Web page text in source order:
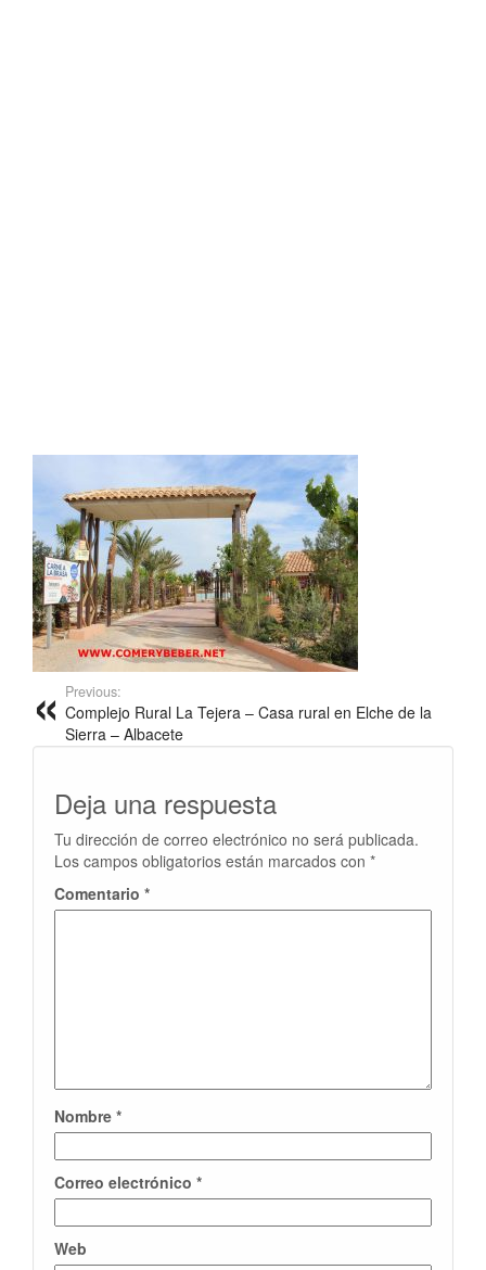
Previous:
Complejo Rural La Tejera – Casa rural en Elche de la
Sierra – Albacete
Deja una respuesta
Tu dirección de correo electrónico no será publicada.
Los campos obligatorios están marcados con *
Comentario *
Nombre *
Correo electrónico *
Web